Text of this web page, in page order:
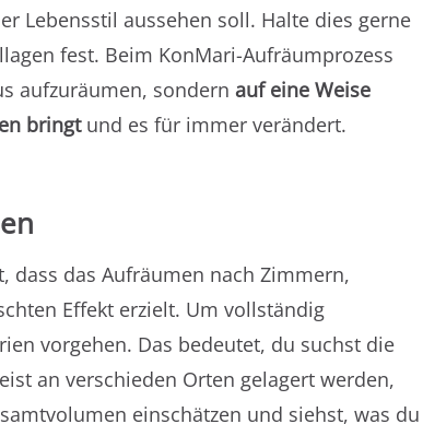
Lebensstil aussehen soll. Halte dies gerne
fest. Beim KonMari-Aufräumprozess
aufzuräumen, sondernauf eine Weise
bringtund es für immer verändert.
dass das Aufräumen nach Zimmern,
Effekt erzielt. Um vollständig
vorgehen. Das bedeutet, du suchst die
an verschieden Orten gelagert werden,
einschätzen und siehst, was du